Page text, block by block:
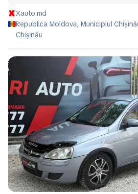
Xauto.md
Republica Moldova, Municipiul
Chișinău